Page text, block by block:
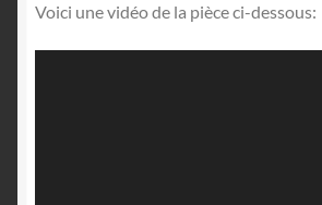
Voici une vidéo de la pièce ci-dessous: